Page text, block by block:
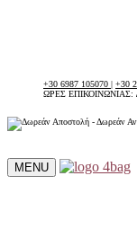
+30 6987 105070 | +30
ΩΡΕΣ ΕΠΙΚΟΙΝΩΝΙΑΣ:
MENU